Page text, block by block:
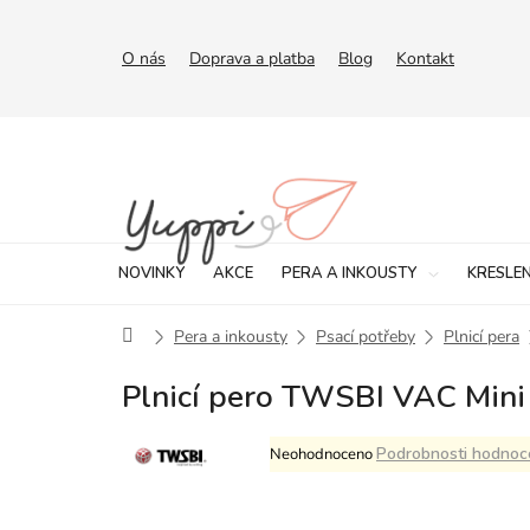
O nás Doprava a platba Blog Kontakt
NOVINKY AKCE PERA A INKOUSTY
DomůPera a inkousty Psací potřeby Plnicí pera
Plnicí pero TWSBI VAC
Průměrné
hodnocení
NeohodnocenoPodrobnosti